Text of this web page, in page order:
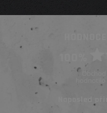
Obchod
hodnotilo
Naposled